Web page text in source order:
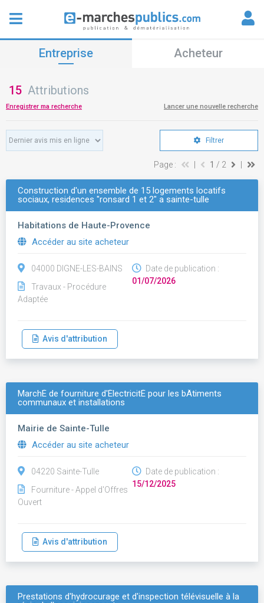
Entreprise Acheteur
15 Attributions
Enregistrer ma recherche Lancer une nouvelle recherche
Filtrer
Page : 1 / 2
Construction d'un ensemble de 15 logements locatifs
sociaux, residences "ronsard 1 et 2" a sainte-tulle
Habitations de Haute-Provence
Accéder au site acheteur
04000 DIGNE-LES-BAINS
Travaux - Procédure
Adaptée
Date de publication :
01/07/2026
Avis d'attribution
MarchÉ de fourniture d'ÉlectricitÉ pour les bÂtiments
communaux et installations
Mairie de Sainte-Tulle
Accéder au site acheteur
04220 Sainte-Tulle
Fourniture - Appel d'Offres
Ouvert
Date de publication :
15/12/2025
Avis d'attribution
Prestations d'hydrocurage et d'inspection télévisuelle à la